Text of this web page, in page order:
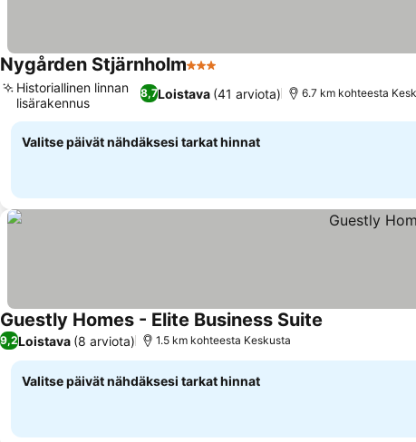
Nygården Stjärnholm3 Tähtiluokitus
8,7Loistava (41 arviota)
Historiallinen linnan
lisärakennus
6.7 km kohteesta
Valitse päivät nähdäksesi tarkat hinnat
Guestly Homes - Elite Business Suite
9,2Loistava (8 arviota) 1.5 km kohteesta Keskusta
Valitse päivät nähdäksesi tarkat hinnat